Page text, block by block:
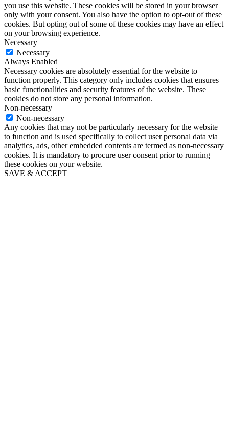
you use this website. These cookies will be stored in your browser
only with your consent. You also have the option to opt-out of these
cookies. But opting out of some of these cookies may have an effect
on your browsing experience.
Necessary
Necessary
Always Enabled
Necessary cookies are absolutely essential for the website to
function properly. This category only includes cookies that ensures
basic functionalities and security features of the website. These
cookies do not store any personal information.
Non-necessary
Non-necessary
Any cookies that may not be particularly necessary for the website
to function and is used specifically to collect user personal data via
analytics, ads, other embedded contents are termed as non-necessary
cookies. It is mandatory to procure user consent prior to running
these cookies on your website.
SAVE & ACCEPT